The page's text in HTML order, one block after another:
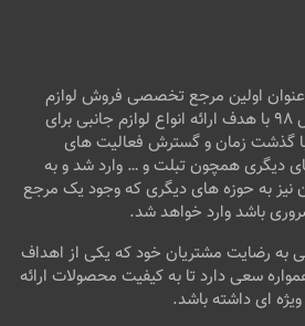
عنوان اولین مرجع تخصصی فروش لوازم
جانبی فعالیت خود را از سال ۹۸ با هدف ارائه انواع لوازم جانبی برای
با گذشت زمان و گسترش فعالیت های
دیگری همچون تبلت و … وارد شد و به
نیز به حوزه های دیگری که وجود یک مرجع
باشد وارد خواهد شد.
به رضایت مشتریان خود که یکی از اهداف
سعی دارد تا به کیفیت محصولات ارائه
ای داشته باشد.